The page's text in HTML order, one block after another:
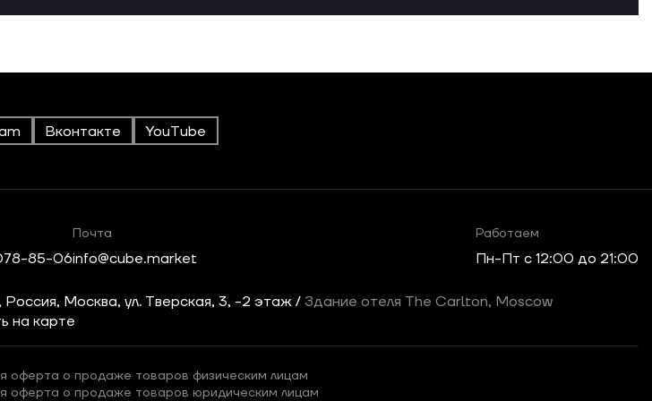
Вконтакте YouTube
85-06
Почта
info@cube.market
Работаем
Пн-Пт c 12:00 до 21:00
Россия, Москва, ул. Тверская, 3, -2 этаж / Здание отеля The Carlton, Moscow
на карте
оферта о продаже товаров физическим лицам
оферта о продаже товаров юридическим лицам